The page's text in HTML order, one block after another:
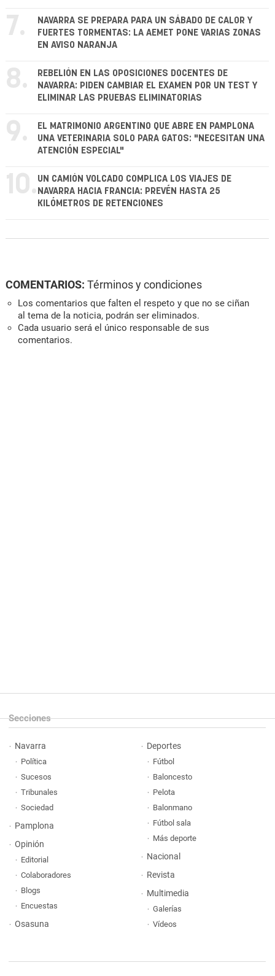
7.
NAVARRA SE PREPARA PARA UN SÁBADO DE CALOR Y
FUERTES TORMENTAS: LA AEMET PONE VARIAS ZONAS
EN AVISO NARANJA
8.
REBELIÓN EN LAS OPOSICIONES DOCENTES DE
NAVARRA: PIDEN CAMBIAR EL EXAMEN POR UN TEST Y
ELIMINAR LAS PRUEBAS ELIMINATORIAS
9.
EL MATRIMONIO ARGENTINO QUE ABRE EN PAMPLONA
UNA VETERINARIA SOLO PARA GATOS: "NECESITAN UNA
ATENCIÓN ESPECIAL"
10. UN CAMIÓN VOLCADO COMPLICA LOS VIAJES DE
NAVARRA HACIA FRANCIA: PREVÉN HASTA 25
KILÓMETROS DE RETENCIONES
COMENTARIOS: Términos y condiciones
Los comentarios que falten el respeto y que no se ciñan
al tema de la noticia, podrán ser eliminados.
Cada usuario será el único responsable de sus
comentarios.
Secciones
Navarra
Política
Sucesos
Tribunales
Sociedad
Pamplona
Opinión
Editorial
Colaboradores
Blogs
Encuestas
Osasuna
Deportes
Fútbol
Baloncesto
Pelota
Balonmano
Fútbol sala
Más deporte
Nacional
Revista
Multimedia
Galerías
Vídeos